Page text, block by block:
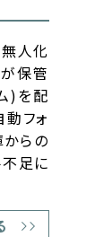
人化
保管
)を配
動フォ
からの
足に